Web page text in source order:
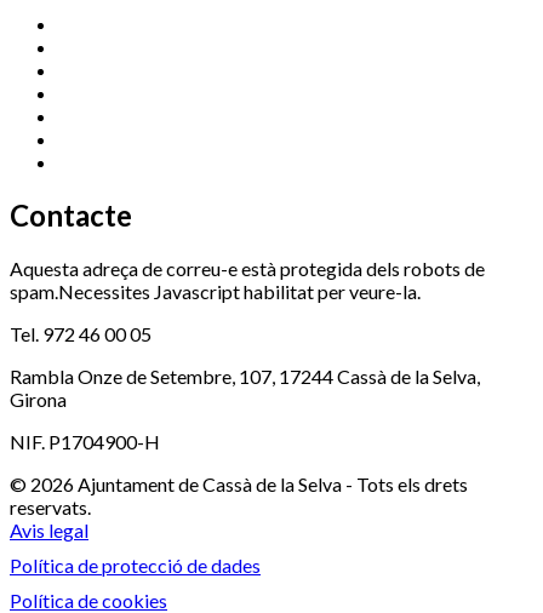
Contacte
Aquesta adreça de correu-e està protegida dels robots de
spam.Necessites Javascript habilitat per veure-la.
Tel. 972 46 00 05
Rambla Onze de Setembre, 107, 17244 Cassà de la Selva,
Girona
NIF. P1704900-H
© 2026 Ajuntament de Cassà de la Selva - Tots els drets
reservats.
Avis legal
Política de protecció de dades
Política de cookies